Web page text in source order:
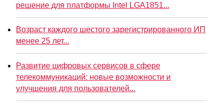
решение для платформы Intel LGA1851...
Возраст каждого шестого зарегистрированного ИП
менее 25 лет...
Развитие цифровых сервисов в сфере
телекоммуникаций: новые возможности и
улучшения для пользователей...